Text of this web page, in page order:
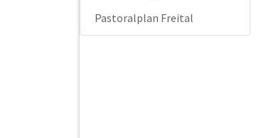
Pastoralplan Freital